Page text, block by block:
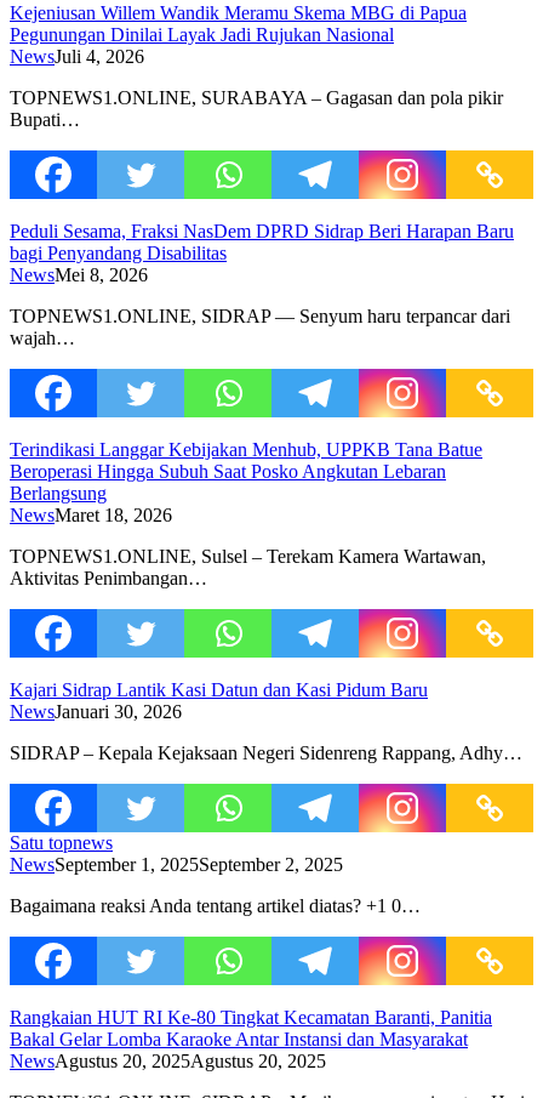
Kejeniusan Willem Wandik Meramu Skema MBG di Papua
Pegunungan Dinilai Layak Jadi Rujukan Nasional
NewsJuli 4, 2026
TOPNEWS1.ONLINE, SURABAYA – Gagasan dan pola pikir
Bupati…
Peduli Sesama, Fraksi NasDem DPRD Sidrap Beri Harapan Baru
bagi Penyandang Disabilitas
NewsMei 8, 2026
TOPNEWS1.ONLINE, SIDRAP — Senyum haru terpancar dari
wajah…
Terindikasi Langgar Kebijakan Menhub, UPPKB Tana Batue
Beroperasi Hingga Subuh Saat Posko Angkutan Lebaran
Berlangsung
NewsMaret 18, 2026
TOPNEWS1.ONLINE, Sulsel – Terekam Kamera Wartawan,
Aktivitas Penimbangan…
Kajari Sidrap Lantik Kasi Datun dan Kasi Pidum Baru
NewsJanuari 30, 2026
SIDRAP – Kepala Kejaksaan Negeri Sidenreng Rappang, Adhy…
Satu topnews
NewsSeptember 1, 2025September 2, 2025
Bagaimana reaksi Anda tentang artikel diatas? +1 0…
Rangkaian HUT RI Ke-80 Tingkat Kecamatan Baranti, Panitia
Bakal Gelar Lomba Karaoke Antar Instansi dan Masyarakat
NewsAgustus 20, 2025Agustus 20, 2025